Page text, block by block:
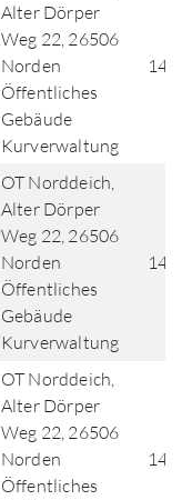
Alter Dörper
Weg 22, 26506
Norden
Öffentliches
Gebäude
Kurverwaltung
OT Norddeich,
Alter Dörper
Weg 22, 26506
Norden
Öffentliches
Gebäude
Kurverwaltung
OT Norddeich,
Alter Dörper
Weg 22, 26506
Norden
Öffentliches